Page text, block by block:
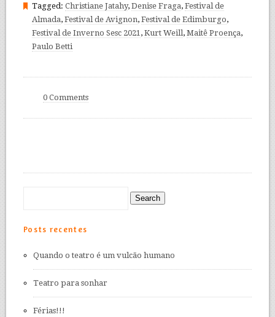
Tagged: Christiane Jatahy, Denise Fraga, Festival de
Almada, Festival de Avignon, Festival de Edimburgo,
Festival de Inverno Sesc 2021, Kurt Weill, Maitê Proença,
Paulo Betti
0 Comments
Posts recentes
Quando o teatro é um vulcão humano
Teatro para sonhar
Férias!!!